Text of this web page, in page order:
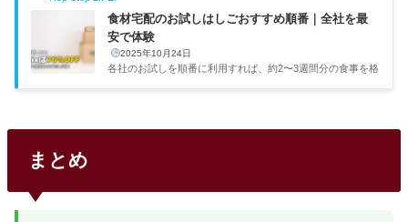
食材宅配のお試しはしごおすすめ順番｜全社を最
安で体験
2025年10月24日
各社のお試しを順番に利用すれば、約2〜3週間分の食事を格
ベストな順番をまとめました。お試しはしごがおすすめな理
試しセット比較一覧サービスお試し価格通常価格相当割引率
まとめ